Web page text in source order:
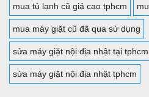
mua tủ lạnh cũ giá cao tphcm
mua máy giặt cũ đã qua sử dụng
sửa máy giặt nội địa nhật tại tphcm
sửa máy giặt nội địa nhật tphcm